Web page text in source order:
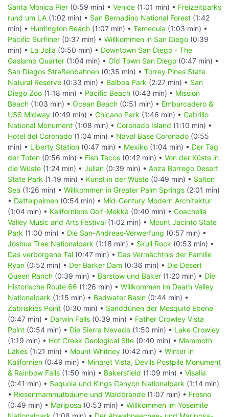
Santa Monica Pier (0:59 min) • Venice (1:01 min) • Freizeitparks
rund um LA (1:02 min) • San Bernadino National Forest (1:42
min) • Huntington Beach (1:07 min) • Temecula (1:03 min) •
Pacific Surfliner (0:37 min) • Willkommen in San Diego (0:39
min) • La Jolla (0:50 min) • Downtown San Diego - The
Gaslamp Quarter (1:04 min) • Old Town San Diego (0:47 min) •
San Diegos Straßenbahnen (0:35 min) • Torrey Pines State
Natural Reserve (0:33 min) • Balboa Park (2:27 min) • San
Diego Zoo (1:18 min) • Pacific Beach (0:43 min) • Mission
Beach (1:03 min) • Ocean Beach (0:51 min) • Embarcadero &
USS Midway (0:49 min) • Chicano Park (1:46 min) • Cabrillo
National Monument (1:08 min) • Coronado Island (1:10 min) •
Hotel del Coronado (1:04 min) • Naval Base Coronado (0:55
min) • Liberty Station (0:47 min) • Mexiko (1:04 min) • Der Tag
der Toten (0:56 min) • Fish Tacos (0:42 min) • Von der Küste in
die Wüste (1:24 min) • Julian (0:39 min) • Anza Borrego Desert
State Park (1:19 min) • Kunst in der Wüste (0:49 min) • Salton
Sea (1:26 min) • Willkommen in Greater Palm Springs (2:01 min)
• Dattelpalmen (0:54 min) • Mid-Century Modern Architektur
(1:04 min) • Kaliforniens Golf-Mekka (0:40 min) • Coachella
Valley Music and Arts Festival (1:02 min) • Mount Jacinto State
Park (1:00 min) • Die San-Andreas-Verwerfung (0:57 min) •
Joshua Tree Nationalpark (1:18 min) • Skull Rock (0:53 min) •
Das verborgene Tal (0:47 min) • Das Vermächtnis der Familie
Ryan (0:52 min) • Der Barker Dam (0:36 min) • Die Desert
Queen Ranch (0:39 min) • Barstow und Baker (1:20 min) • Die
Historische Route 66 (1:26 min) • Willkommen im Death Valley
Nationalpark (1:15 min) • Badwater Basin (0:44 min) •
Zabriskies Point (0:30 min) • Sanddünen der Mesquite Ebene
(0:47 min) • Darwin Falls (0:39 min) • Father Crowley Vista
Point (0:54 min) • Die Sierra Nevada (1:50 min) • Lake Crowley
(1:19 min) • Hot Creek Geological Site (0:40 min) • Mammoth
Lakes (1:21 min) • Mount Whitney (0:42 min) • Winter in
Kalifornien (0:49 min) • Minaret Vista, Devils Postpile Monument
& Rainbow Falls (1:50 min) • Bakersfield (1:09 min) • Visalia
(0:41 min) • Sequoia und Kings Canyon Nationalpark (1:14 min)
• Riesenmammutbäume und Waldbrände (1:07 min) • Fresno
(0:49 min) • Mariposa (0:53 min) • Willkommen im Yosemite